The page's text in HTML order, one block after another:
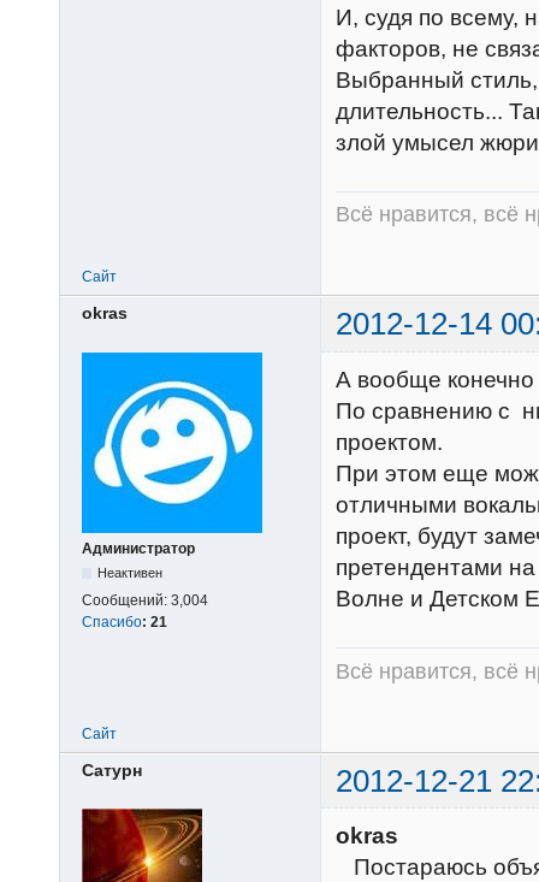
И, судя по всему,
факторов, не
Выбранный
длительность...
злой умысел
Всё нравится, всё
Сайт
okras 2012-12-14
Администратор
Неактивен
Сообщений: 3,004
Спасибо: 21
А вообще конечно
По сравнению с
проектом.
При этом еще
отличными
проект, будут
претендентами
Волне и Детском
Всё нравится, всё
Сайт
Сатурн 2012-12-21
okras
Постараюсь